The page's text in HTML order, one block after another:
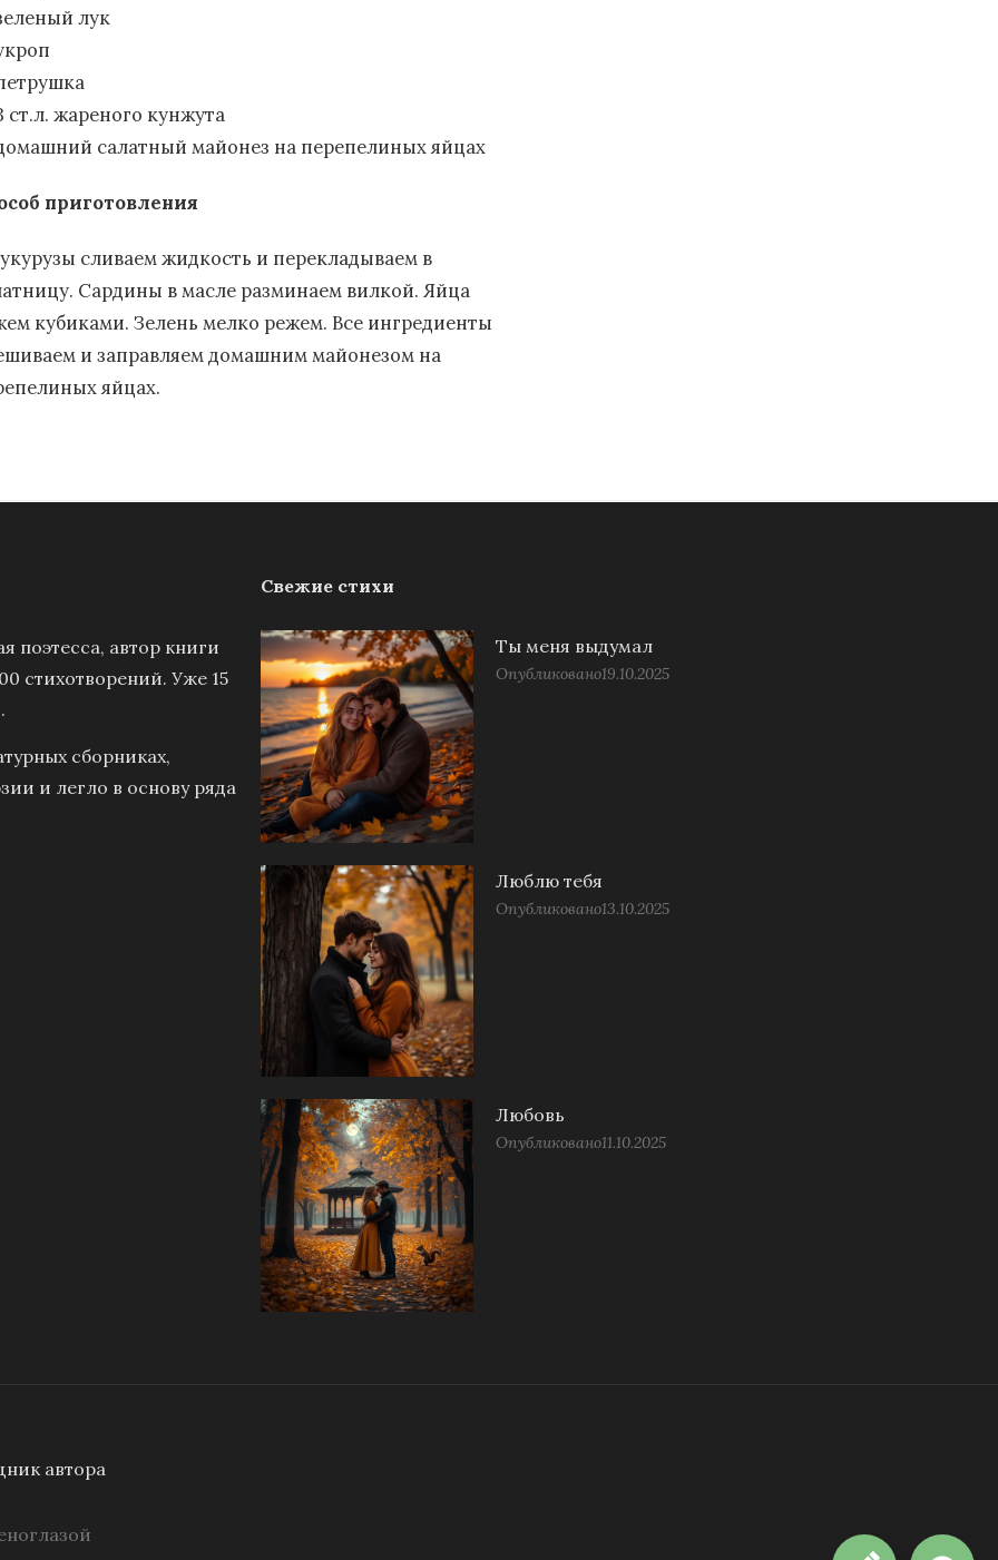
лук
ст.л. жареного кунжута
салатный майонез на перепелиных яйцах
приготовления
сливаем жидкость и перекладываем в
Сардины в масле разминаем вилкой. Яйца
кубиками. Зелень мелко режем. Все ингредиенты
и заправляем домашним майонезом на
яйцах.
поэтесса, автор книги
стихотворений. Уже 15
сборниках,
и легло в основу ряда
Свежие стихи
Ты меня выдумал
Опубликовано19.10.2025
Люблю тебя
Опубликовано13.10.2025
Любовь
Опубликовано11.10.2025
автора